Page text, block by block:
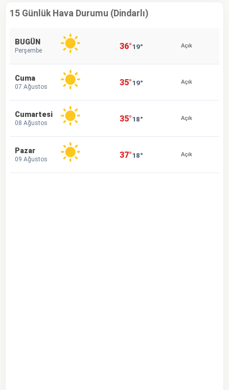
15 Günlük Hava Durumu (Dindarlı)
BUGÜN
Perşembe 36°19° Açık
Cuma
07 Ağustos 35°19° Açık
Cumartesi
08 Ağustos 35°18° Açık
Pazar
09 Ağustos 37°18° Açık